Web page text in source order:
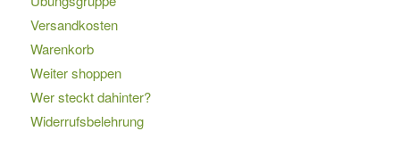
Versandkosten
Warenkorb
Weiter shoppen
Wer steckt dahinter?
Widerrufsbelehrung